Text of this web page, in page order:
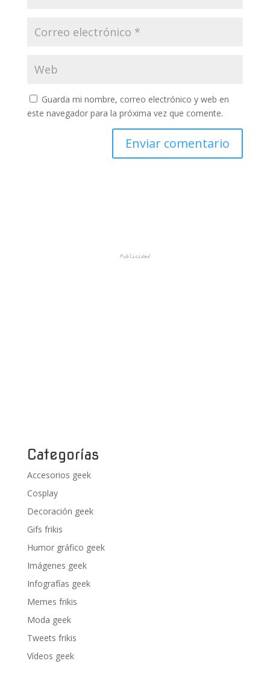
Guarda mi nombre, correo electrónico y web en
este navegador para la próxima vez que comente.
Publicidad
Categorías
Accesorios geek
Cosplay
Decoración geek
Gifs frikis
Humor gráfico geek
Imágenes geek
Infografías geek
Memes frikis
Moda geek
Tweets frikis
Vídeos geek